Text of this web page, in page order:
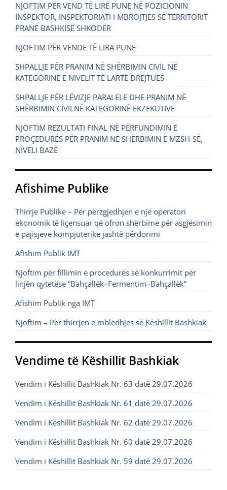
NJOFTIM PËR VEND TË LIRË PUNE NË POZICIONIN
INSPEKTOR, INSPEKTORIATI I MBROJTJES SË TERRITORIT
PRANË BASHKISË SHKODËR
NJOFTIM PËR VENDE TË LIRA PUNE
SHPALLJE PËR PRANIM NË SHËRBIMIN CIVIL NË
KATEGORINË E NIVELIT TË LARTË DREJTUES
SHPALLJE PËR LËVIZJE PARALELE DHE PRANIM NË
SHËRBIMIN CIVILNË KATEGORINË EKZEKUTIVE
NJOFTIM REZULTATI FINAL NË PËRFUNDIMIN E
PROÇEDURËS PËR PRANIM NË SHËRBIMIN E MZSH-SË,
NIVELI BAZË
Afishime Publike
Thirrje Publike – Për përzgjedhjen e një operatori
ekonomik të liçensuar që ofron shërbime për asgjësimin
e pajisjeve kompjuterike jashtë përdorimi
Afishim Publik IMT
Njoftim për fillimin e procedurës së konkurrimit për
linjën qytetëse “Bahçallëk–Fermentim–Bahçallëk”
Afishim Publik nga IMT
Njoftim – Për thirrjen e mbledhjes së Këshillit Bashkiak
Vendime të Këshillit Bashkiak
Vendim i Këshillit Bashkiak Nr. 63 datë 29.07.2026
Vendim i Këshillit Bashkiak Nr. 61 datë 29.07.2026
Vendim i Këshillit Bashkiak Nr. 62 datë 29.07.2026
Vendim i Këshillit Bashkiak Nr. 60 datë 29.07.2026
Vendim i Këshillit Bashkiak Nr. 59 datë 29.07.2026